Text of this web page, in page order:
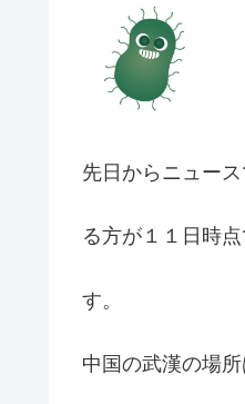
先日からニュー
る方が１１日時
す。
中国の武漢の場